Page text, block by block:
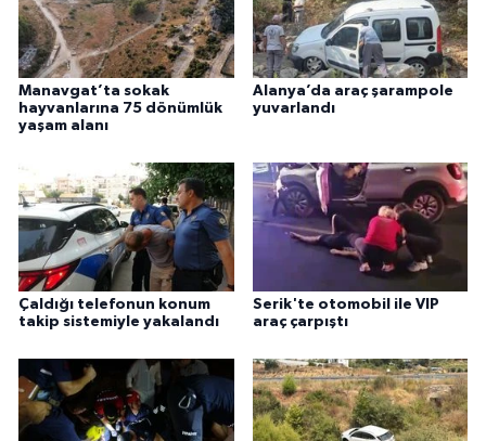
Manavgat’ta sokak
hayvanlarına 75 dönümlük
yaşam alanı
Alanya’da araç şarampole
yuvarlandı
Çaldığı telefonun konum
takip sistemiyle yakalandı
Serik'te otomobil ile VIP
araç çarpıştı